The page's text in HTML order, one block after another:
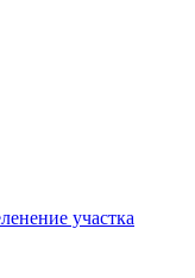
участка